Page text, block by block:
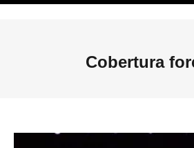
Cobertura